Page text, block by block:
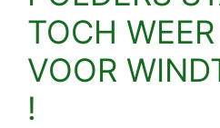
TOCH
VOOR
!